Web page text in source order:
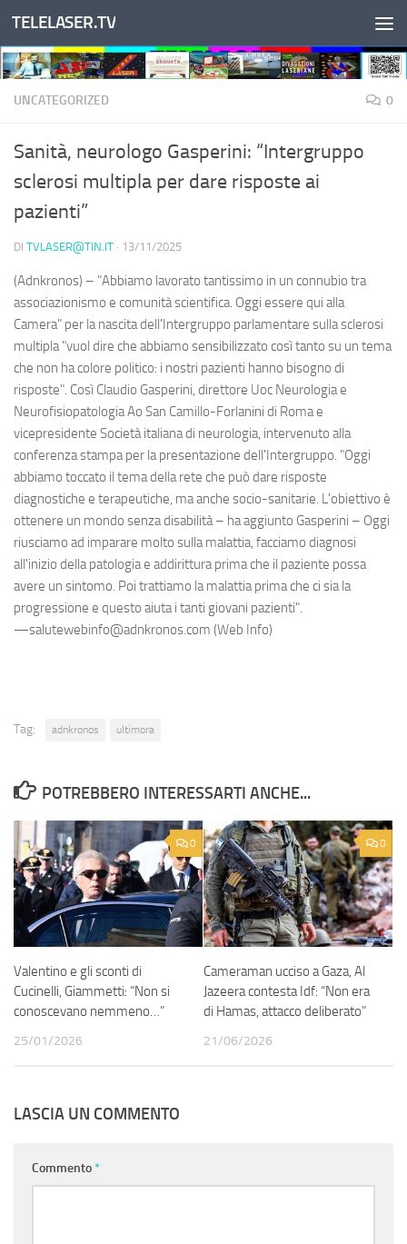
Salta al contenuto
TELELASER.TV
UNCATEGORIZED 0
Sanità, neurologo Gasperini: “Intergruppo
sclerosi multipla per dare risposte ai
pazienti”
DI TVLASER@TIN.IT · 13/11/2025
(Adnkronos) – "Abbiamo lavorato tantissimo in un connubio tra
associazionismo e comunità scientifica. Oggi essere qui alla
Camera" per la nascita dell'Intergruppo parlamentare sulla sclerosi
multipla "vuol dire che abbiamo sensibilizzato così tanto su un tema
che non ha colore politico: i nostri pazienti hanno bisogno di
risposte". Così Claudio Gasperini, direttore Uoc Neurologia e
Neurofisiopatologia Ao San Camillo-Forlanini di Roma e
vicepresidente Società italiana di neurologia, intervenuto alla
conferenza stampa per la presentazione dell'Intergruppo. "Oggi
abbiamo toccato il tema della rete che può dare risposte
diagnostiche e terapeutiche, ma anche socio-sanitarie. L'obiettivo è
ottenere un mondo senza disabilità – ha aggiunto Gasperini – Oggi
riusciamo ad imparare molto sulla malattia, facciamo diagnosi
all'inizio della patologia e addirittura prima che il paziente possa
avere un sintomo. Poi trattiamo la malattia prima che ci sia la
progressione e questo aiuta i tanti giovani pazienti".
—salutewebinfo@adnkronos.com (Web Info)
Tag: adnkronos ultimora
POTREBBERO INTERESSARTI ANCHE...
0
Valentino e gli sconti di
Cucinelli, Giammetti: “Non si
conoscevano nemmeno…”
25/01/2026
0
Cameraman ucciso a Gaza, Al
Jazeera contesta Idf: “Non era
di Hamas, attacco deliberato”
21/06/2026
LASCIA UN COMMENTO
Commento*